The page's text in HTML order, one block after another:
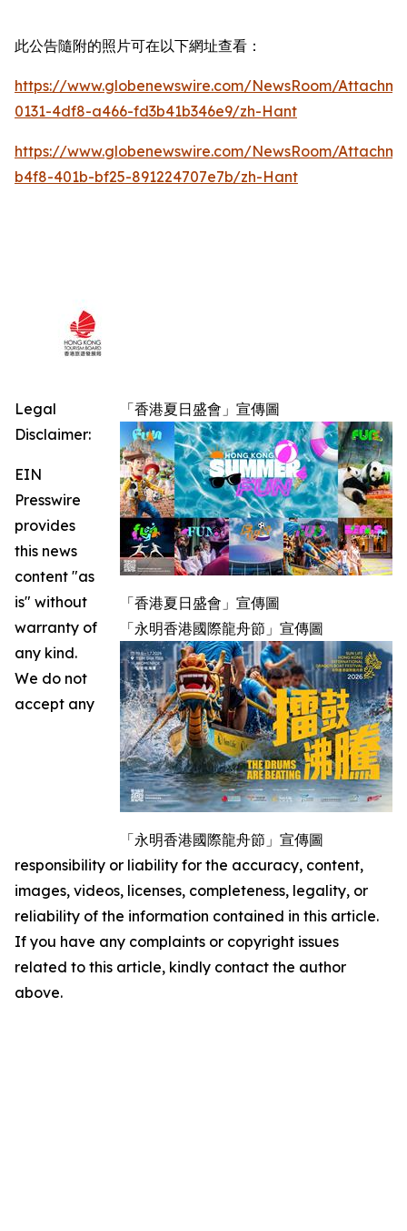
此公告隨附的照片可在以下網址查看：
https://www.globenewswire.com/NewsRoom/
0131-4df8-a466-fd3b41b346e9/zh-Hant
https://www.globenewswire.com/NewsRoom/
b4f8-401b-bf25-891224707e7b/zh-Hant
「香港夏日盛會」宣傳圖
「香港夏日盛會」宣傳圖
「永明香港國際龍舟節」宣傳圖
「永明香港國際龍舟節」宣傳圖
Legal
Disclaimer:
EIN
Presswire
provides
this news
content "as
is" without
warranty of
any kind.
We do not
accept any
responsibility or liability for the accuracy, content,
images, videos, licenses, completeness, legality, or
reliability of the information contained in this article.
If you have any complaints or copyright issues
related to this article, kindly contact the author
above.